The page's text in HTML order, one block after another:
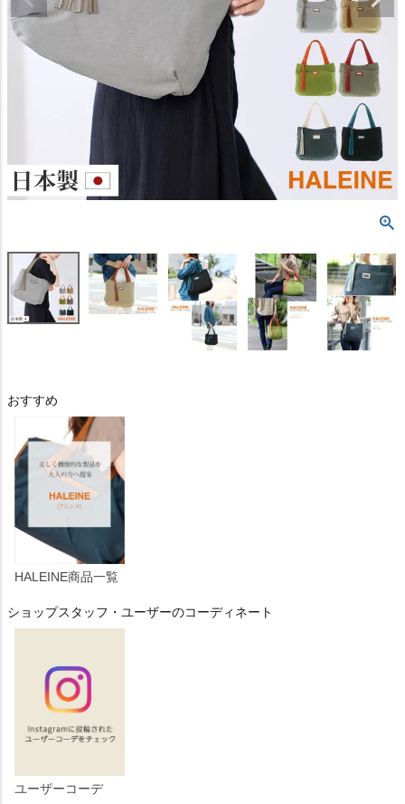
おすすめ
HALEINE商品一覧
ショップスタッフ・ユーザーのコーディネート
ユーザーコーデ